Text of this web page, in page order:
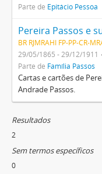
Parte de Epitácio Pessoa
Pereira Passos e
BR RJMRAHI FP-PP-CR-
29/05/1865 - 29/12/1911
Parte de Família Passos
Cartas e cartões de
Andrade Passos.
Resultados
2
Sem termos específicos
0